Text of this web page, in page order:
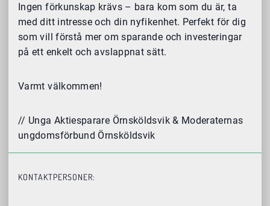
Ingen förkunskap krävs – bara kom som du är, ta
med ditt intresse och din nyfikenhet. Perfekt för dig
som vill förstå mer om sparande och investeringar
på ett enkelt och avslappnat sätt.
Varmt välkommen!
// Unga Aktiesparare Örnsköldsvik & Moderaternas
ungdomsförbund Örnsköldsvik
KONTAKTPERSONER: